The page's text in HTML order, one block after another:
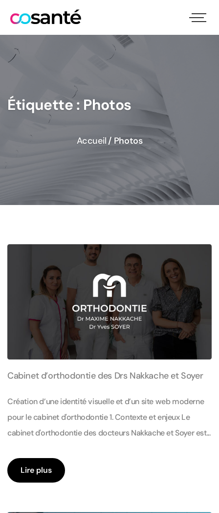
Étiquette : Photos
Accueil / Photos
Cabinet d’orthodontie des Drs Nakkache et Soyer
Création d’une identité visuelle et d’un site web moderne
pour le cabinet d'orthodontie 1. Contexte et enjeux Le
cabinet d'orthodontie des docteurs Nakkache et Soyer est...
Lire plus